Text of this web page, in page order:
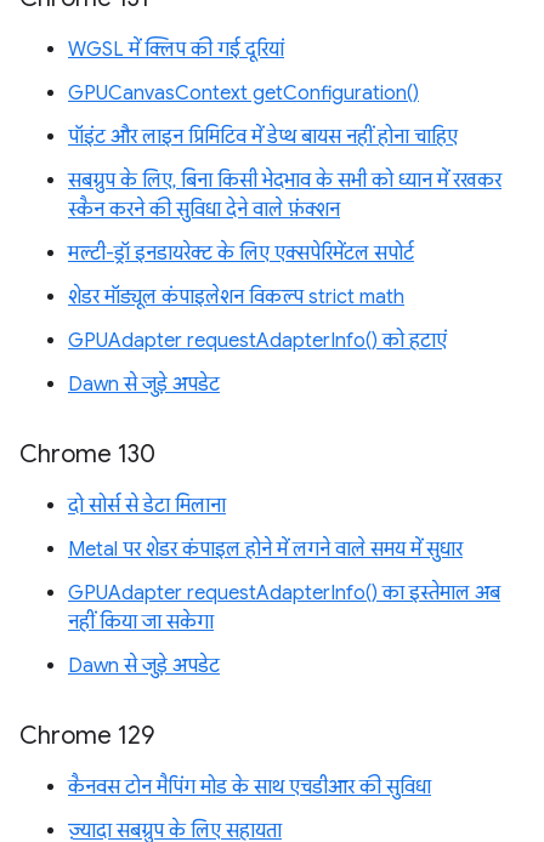
WGSL में क्लिप की गई दूरियां
GPUCanvasContext getConfiguration()
पॉइंट और लाइन प्रिमिटिव में डेप्थ बायस नहीं होना चाहिए
सबग्रुप के लिए, बिना किसी भेदभाव के सभी को ध्यान में रखकर
स्कैन करने की सुविधा देने वाले फ़ंक्शन
मल्टी-ड्रॉ इनडायरेक्ट के लिए एक्सपेरिमेंटल सपोर्ट
शेडर मॉड्यूल कंपाइलेशन विकल्प strict math
GPUAdapter requestAdapterInfo() को हटाएं
Dawn से जुड़े अपडेट
Chrome 130
दो सोर्स से डेटा मिलाना
Metal पर शेडर कंपाइल होने में लगने वाले समय में सुधार
GPUAdapter requestAdapterInfo() का इस्तेमाल अब
नहीं किया जा सकेगा
Dawn से जुड़े अपडेट
Chrome 129
कैनवस टोन मैपिंग मोड के साथ एचडीआर की सुविधा
ज़्यादा सबग्रुप के लिए सहायता